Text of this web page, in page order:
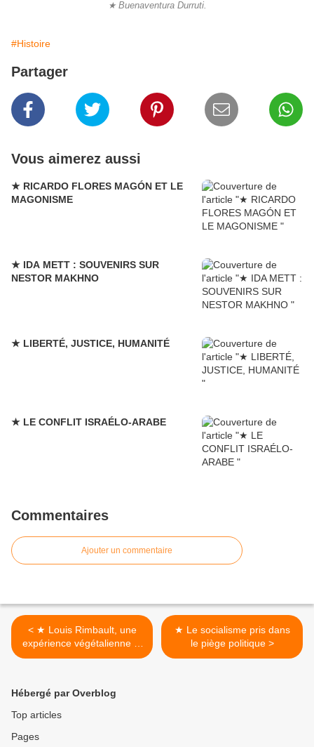
★ Buenaventura Durruti.
#Histoire
Partager
Vous aimerez aussi
★ RICARDO FLORES MAGÓN ET LE
MAGONISME
★ IDA METT : SOUVENIRS SUR
NESTOR MAKHNO
★ LIBERTÉ, JUSTICE, HUMANITÉ
★ LE CONFLIT ISRAÉLO-ARABE
Commentaires
Ajouter un commentaire
< ★ Louis Rimbault, une
expérience végétalienne et
anarchiste en Touraine
★ Le socialisme pris dans
le piège politique >
Hébergé par Overblog
Top articles
Pages